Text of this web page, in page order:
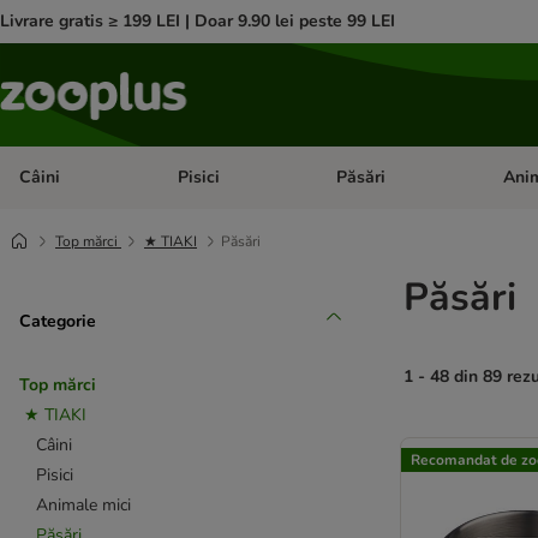
Livrare gratis ≥ 199 LEI | Doar 9.90 lei peste 99 LEI
Câini Deschideți meniul cu categorii: Câini
Pisici Deschideți meniul cu
Păsări
Top mărci ★ TIAKI Păsări
Categorie
Top mărci
★ TIAKI
Câini
Pisici
Animale mici
Păsări
1 - 48 din 89
Recomandat de